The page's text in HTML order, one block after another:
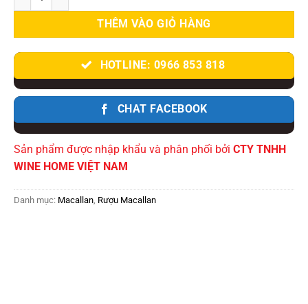
THÊM VÀO GIỎ HÀNG
HOTLINE: 0966 853 818
CHAT FACEBOOK
Sản phẩm được nhập khẩu và phân phối bởi CTY TNHH
WINE HOME VIỆT NAM
Danh mục: Macallan Rượu Macallan